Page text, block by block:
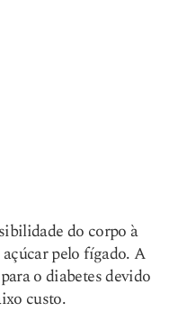
do corpo à
pelo fígado. A
o diabetes devido
custo.